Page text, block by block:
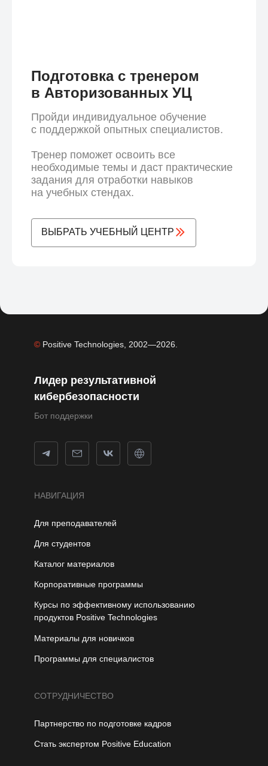
Подготовка с тренером
в Авторизованных УЦ
Пройди индивидуальное обучение
с поддержкой опытных специалистов.
Тренер поможет освоить все
необходимые темы и даст практические
задания для отработки навыков
на учебных стендах.
ВЫБРАТЬ УЧЕБНЫЙ ЦЕНТР
©Positive Technologies, 2002—2026.
Лидер результативной
кибербезопасности
Бот поддержки
НАВИГАЦИЯ
Для преподавателей
Для студентов
Каталог материалов
Корпоративные программы
Курсы по эффективному использованию
продуктов Positive Technologies
Материалы для новичков
Программы для специалистов
СОТРУДНИЧЕСТВО
Партнерство по подготовке кадров
Стать экспертом Positive Education